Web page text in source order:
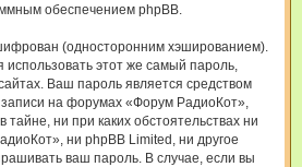
обеспечением phpBB.
(односторонним хэшированием).
использовать этот же самый пароль,
Ваш пароль является средством
записи на форумах «Форум РадиоКот»,
тайне, ни при каких обстоятельствах ни
ни phpBB Limited, ни другое
ваш пароль. В случае, если вы